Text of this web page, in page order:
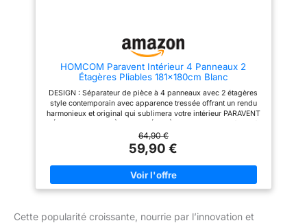
170H cm, Charge max.
l'usage, sans montage
nécessaire !
HOMCOM Paravent Intérieur 4 Panneaux 2
Étagères Pliables 181x180cm Blanc
DESIGN : Séparateur de pièce à 4 panneaux avec 2 étagères
style contemporain avec apparence tressée offrant un rendu
harmonieux et original qui sublimera votre intérieur PARAVENT
4 panneaux autoportant idéal pour diviser les pièces - 2
étagères vous offrant plusieurs espaces de décoration
PORTABLE : Ses dimensions généreuses vous offriront un
supplément d'intimité et de charme où bon vous semble
PLIABLE : 4 panneaux pliables raccordés avec des charnières
directionnelles afin que ce séparateur de pièce puisse être
Charge max. recommandée : 5 kg (étagère simple) - Fabriqué
64,90 €
59,90 €
Cette popularité croissante, nourrie par l’innovation et